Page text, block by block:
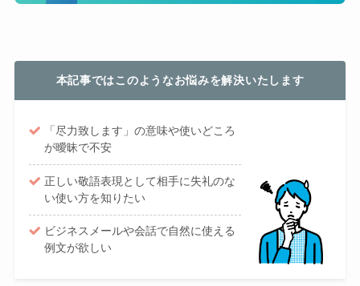
本記事ではこのようなお悩みを解決いたします
「尽力致します」の意味や使いどころ
が曖昧で不安
正しい敬語表現として相手に失礼のな
い使い方を知りたい
ビジネスメールや会話で自然に使える
例文が欲しい